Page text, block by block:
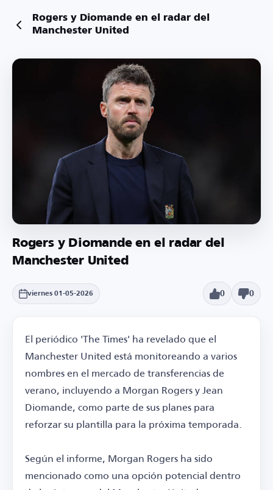
Rogers y Diomande en el radar del
Manchester United
Rogers y Diomande en el radar del
Manchester United
viernes 01-05-2026 0 0
El periódico 'The Times' ha revelado que el
Manchester United está monitoreando a varios
nombres en el mercado de transferencias de
verano, incluyendo a Morgan Rogers y Jean
Diomande, como parte de sus planes para
reforzar su plantilla para la próxima temporada.
Según el informe, Morgan Rogers ha sido
mencionado como una opción potencial dentro